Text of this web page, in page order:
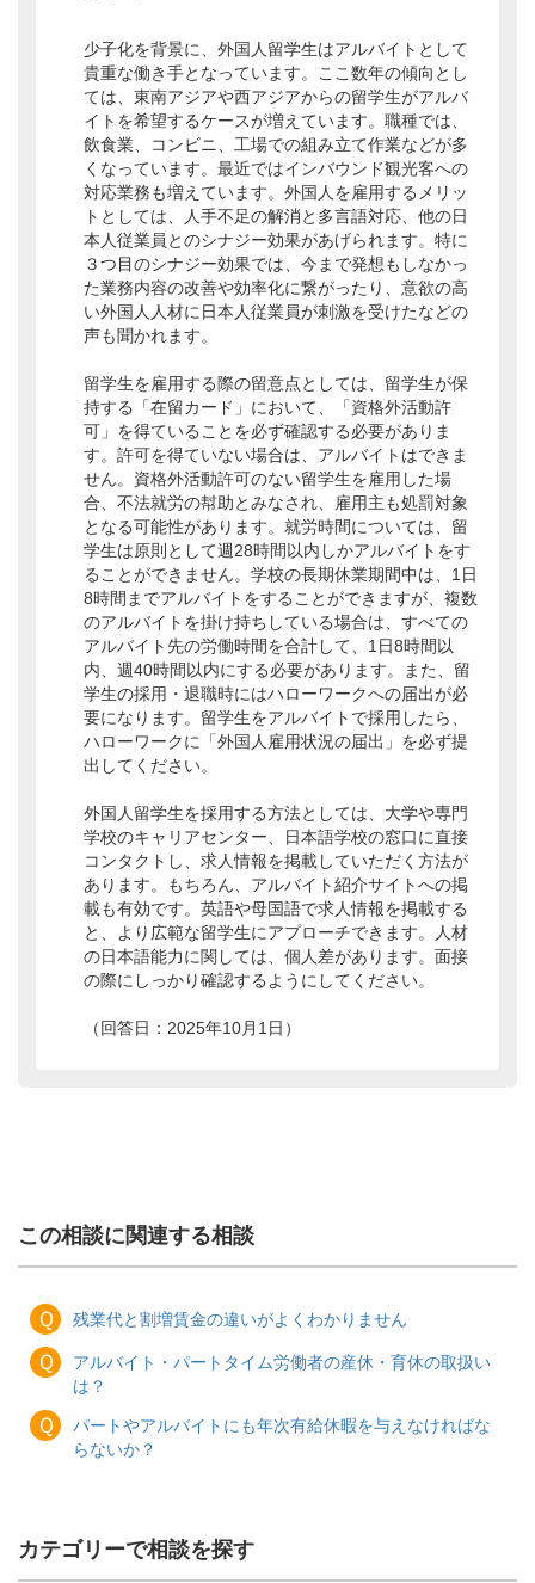
少子化を背景に、外国人留学生はアルバイトとして
貴重な働き手となっています。ここ数年の傾向とし
ては、東南アジアや西アジアからの留学生がアルバ
イトを希望するケースが増えています。職種では、
飲食業、コンビニ、工場での組み立て作業などが多
くなっています。最近ではインバウンド観光客への
対応業務も増えています。外国人を雇用するメリッ
トとしては、人手不足の解消と多言語対応、他の日
本人従業員とのシナジー効果があげられます。特に
３つ目のシナジー効果では、今まで発想もしなかっ
た業務内容の改善や効率化に繋がったり、意欲の高
い外国人人材に日本人従業員が刺激を受けたなどの
声も聞かれます。
留学生を雇用する際の留意点としては、留学生が保
持する「在留カード」において、「資格外活動許
可」を得ていることを必ず確認する必要がありま
す。許可を得ていない場合は、アルバイトはできま
せん。資格外活動許可のない留学生を雇用した場
合、不法就労の幇助とみなされ、雇用主も処罰対象
となる可能性があります。就労時間については、留
学生は原則として週28時間以内しかアルバイトをす
ることができません。学校の長期休業期間中は、1日
8時間までアルバイトをすることができますが、複数
のアルバイトを掛け持ちしている場合は、すべての
アルバイト先の労働時間を合計して、1日8時間以
内、週40時間以内にする必要があります。また、留
学生の採用・退職時にはハローワークへの届出が必
要になります。留学生をアルバイトで採用したら、
ハローワークに「外国人雇用状況の届出」を必ず提
出してください。
外国人留学生を採用する方法としては、大学や専門
学校のキャリアセンター、日本語学校の窓口に直接
コンタクトし、求人情報を掲載していただく方法が
あります。もちろん、アルバイト紹介サイトへの掲
載も有効です。英語や母国語で求人情報を掲載する
と、より広範な留学生にアプローチできます。人材
の日本語能力に関しては、個人差があります。面接
の際にしっかり確認するようにしてください。
（回答日：2025年10月1日）
この相談に関連する相談
Ｑ 残業代と割増賃金の違いがよくわかりません
Ｑ
アルバイト・パートタイム労働者の産休・育休の取扱い
は？
Ｑ
パートやアルバイトにも年次有給休暇を与えなければな
らないか？
カテゴリーで相談を探す